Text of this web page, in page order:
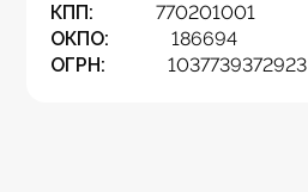
КПП:
770201001
ОКПО:
186694
ОГРН:
1037739372923